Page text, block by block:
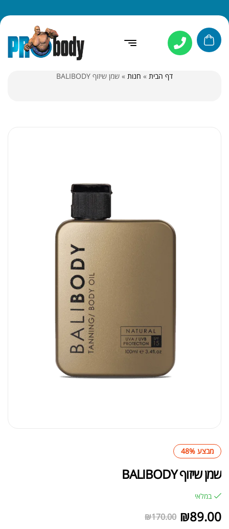
דף הבית » חנות » שמן שיזוף BALIBODY
מבצע 48%
שמן שיזוף BALIBODY
במלאי
₪170.00 ₪89.00